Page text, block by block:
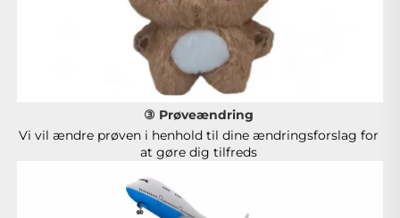
③ Prøveændring
Vi vil ændre prøven i henhold til dine ændringsforslag for
at gøre dig tilfreds